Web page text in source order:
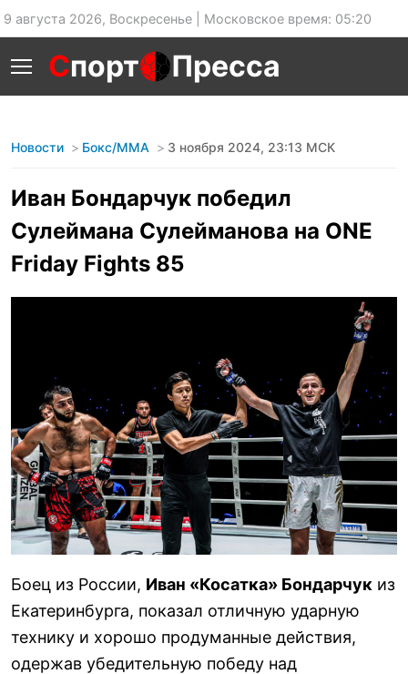
9 августа 2026, Воскресенье | Московское время: 05:20
Спорт Пресса
Новости Бокс/MMA 3 ноября 2024, 23:13 МСК
Иван Бондарчук победил
Сулеймана Сулейманова на ONE
Friday Fights 85
Боец из России, Иван «Косатка» Бондарчук из
Екатеринбурга, показал отличную ударную
технику и хорошо продуманные действия,
одержав убедительную победу над